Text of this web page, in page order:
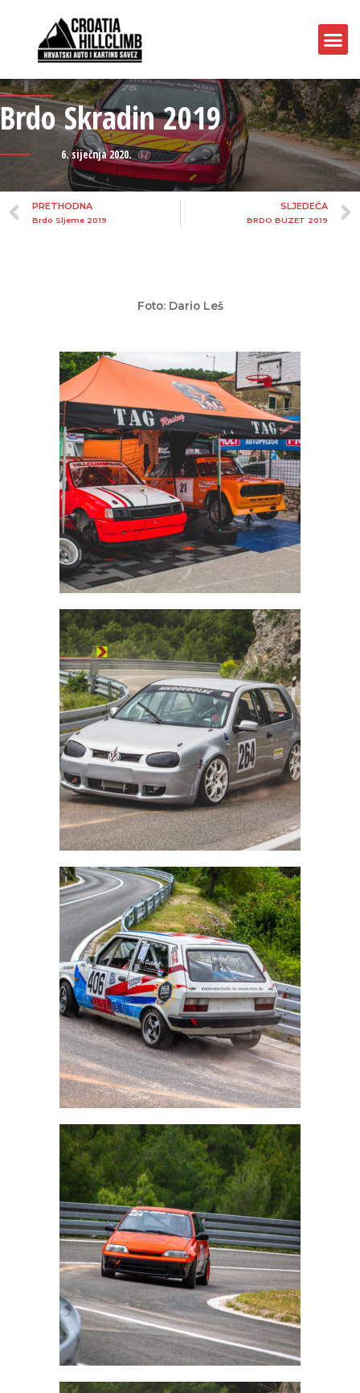
Brdo Skradin 2019
6. siječnja 2020.
PRETHODNA
Brdo Sljeme 2019
SLJEDEĆA
BRDO BUZET 2019
Foto: Dario Leš